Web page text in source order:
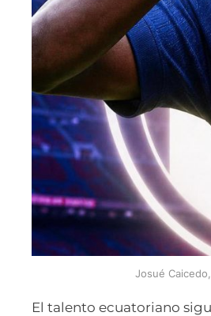
Josué
El talento ecuatoriano